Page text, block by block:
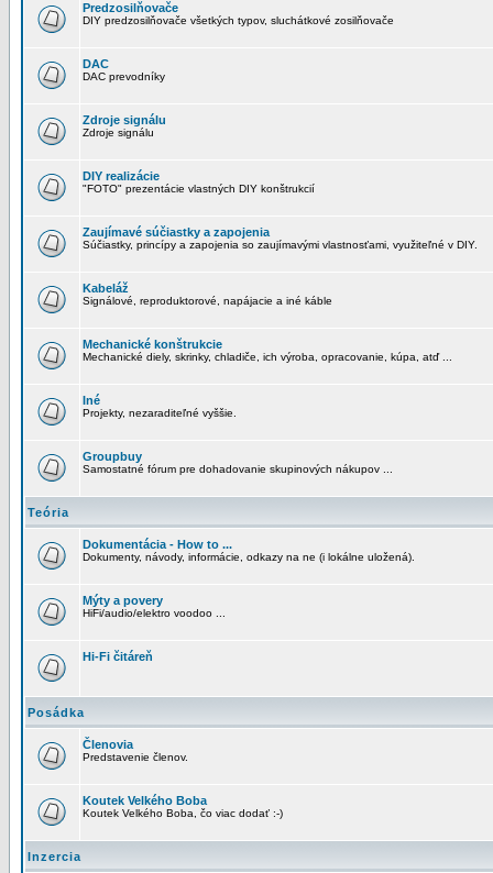
Predzosilňovače
DIY predzosilňovače všetkých typov, sluchátkové zosilňovače
DAC
DAC prevodníky
Zdroje signálu
Zdroje signálu
DIY realizácie
"FOTO" prezentácie vlastných DIY konštrukcií
Zaujímavé súčiastky a zapojenia
Súčiastky, princípy a zapojenia so zaujímavými vlastnosťami, využiteľné v DIY.
Kabeláž
Signálové, reproduktorové, napájacie a iné káble
Mechanické konštrukcie
Mechanické diely, skrinky, chladiče, ich výroba, opracovanie, kúpa, atď ...
Iné
Projekty, nezaraditeľné vyššie.
Groupbuy
Samostatné fórum pre dohadovanie skupinových nákupov ...
Teória
Dokumentácia - How to ...
Dokumenty, návody, informácie, odkazy na ne (i lokálne uložená).
Mýty a povery
HiFi/audio/elektro voodoo ...
Hi-Fi čitáreň
Posádka
Členovia
Predstavenie členov.
Koutek Velkého Boba
Koutek Velkého Boba, čo viac dodať :-)
Inzercia